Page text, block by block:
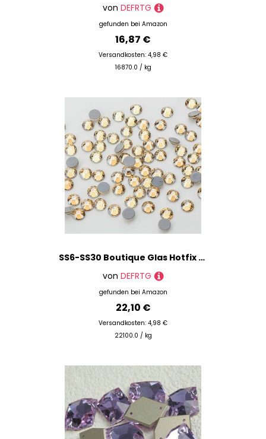
von DEFRTG
gefunden bei Amazon
16,87 €
Versandkosten: 4,98 €
16870.0 / kg
SS6-SS30 Boutique Glas Hotfix Strasssteine Flatbase Glitzer Dekoration Kristall für Nagelkunst Hochzeitskleid DIY Zubehör-Golden Shadow-SS10-1440Pcs
von DEFRTG
gefunden bei Amazon
22,10 €
Versandkosten: 4,98 €
22100.0 / kg